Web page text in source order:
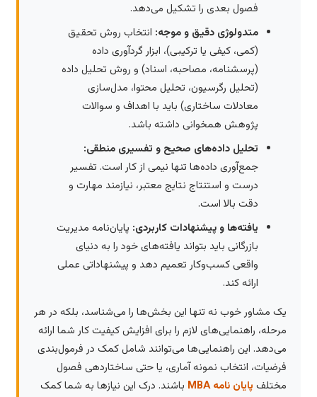
فصول بعدی را تشکیل می‌دهد.
متدولوژی دقیق و موجه:انتخاب روش تحقیق
(کمی، کیفی یا ترکیبی)، ابزار گردآوری داده
(پرسشنامه، مصاحبه، اسناد) و روش تحلیل داده
(تحلیل رگرسیون، تحلیل محتوا، مدل‌سازی
معادلات ساختاری) باید با اهداف و سوالات
پژوهش همخوانی داشته باشد.
تحلیل داده‌های صحیح و تفسیری منطقی:
جمع‌آوری داده‌ها تنها نیمی از کار است. تفسیر
درست و استنتاج نتایج معتبر، نیازمند مهارت و
دقت بالا است.
یافته‌ها و پیشنهادات کاربردی:پایان‌نامه مدیریت
بازرگانی باید بتواند یافته‌های خود را به دنیای
واقعی کسب‌وکار تعمیم دهد و پیشنهاداتی عملی
ارائه کند.
یک مشاور خوب نه تنها این بخش‌ها را می‌شناسد، بلکه در هر
مرحله، راهنمایی‌های لازم را برای افزایش کیفیت کار شما ارائه
می‌دهد. این راهنمایی‌ها می‌توانند شامل کمک در فرمول‌بندی
فرضیات، انتخاب نمونه آماری، یا حتی ساختاردهی فصول
مختلفپایان نامه MBA
باشند. درک این نیازها به شما کمک